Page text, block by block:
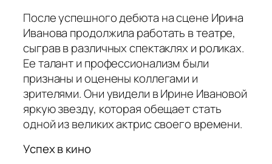
После успешного дебюта на сцене Ирина
Иванова продолжила работать в театре,
сыграв в различных спектаклях и роликах.
Ее талант и профессионализм были
признаны и оценены коллегами и
зрителями. Они увидели в Ирине Ивановой
яркую звезду, которая обещает стать
одной из великих актрис своего времени.
Успех в кино